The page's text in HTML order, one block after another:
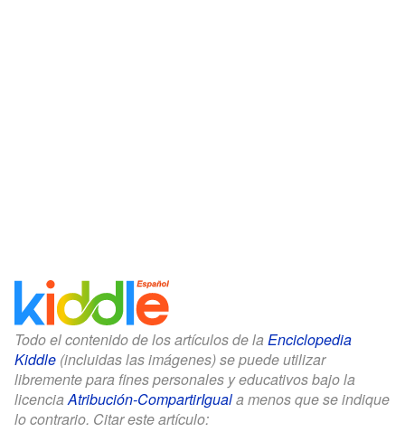
Todo el contenido de los artículos de la Enciclopedia
Kiddle (incluidas las imágenes) se puede utilizar
libremente para fines personales y educativos bajo la
licenciaAtribución-CompartirIguala menos que se indique
lo contrario. Citar este artículo: